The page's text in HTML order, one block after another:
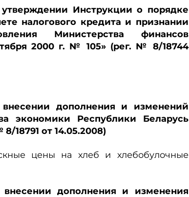
Инструкции о порядке
налогового кредита и признании
Министерства финансов
2000 г. № 105» (рег. № 8/18744
дополнения и изменений
экономики Республики Беларусь
18791 от 14.05.2008)
цены на хлеб и хлебобулочные
дополнения и изменения